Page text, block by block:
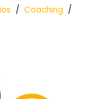
Coaching